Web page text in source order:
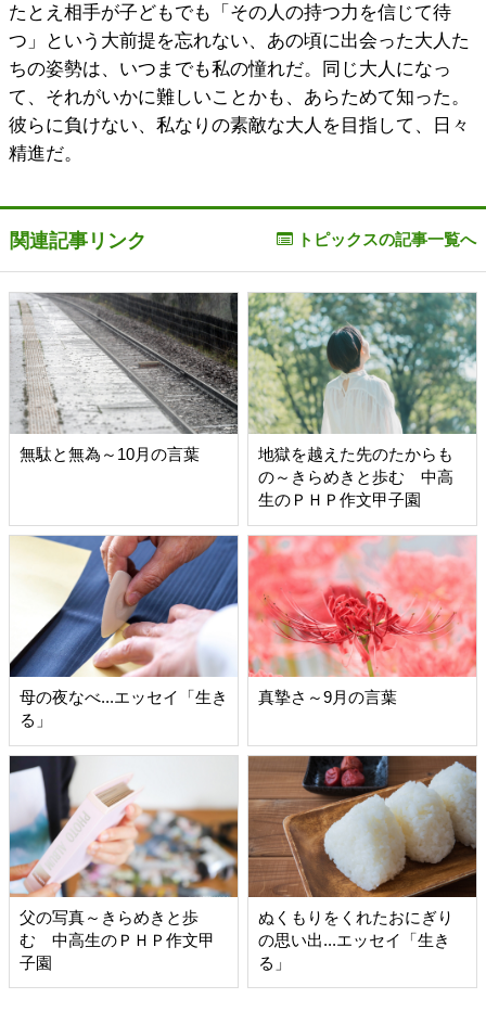
たとえ相手が子どもでも「その人の持つ力を信じて待
つ」という大前提を忘れない、あの頃に出会った大人た
ちの姿勢は、いつまでも私の憧れだ。同じ大人になっ
て、それがいかに難しいことかも、あらためて知った。
彼らに負けない、私なりの素敵な大人を目指して、日々
精進だ。
関連記事リンク トピックスの記事一覧へ
無駄と無為～10月の言葉
地獄を越えた先のたからも
の～きらめきと歩む 中高
生のＰＨＰ作文甲子園
母の夜なべ...エッセイ「生き
る」
真摯さ～9月の言葉
父の写真～きらめきと歩
む 中高生のＰＨＰ作文甲
子園
ぬくもりをくれたおにぎり
の思い出...エッセイ「生き
る」